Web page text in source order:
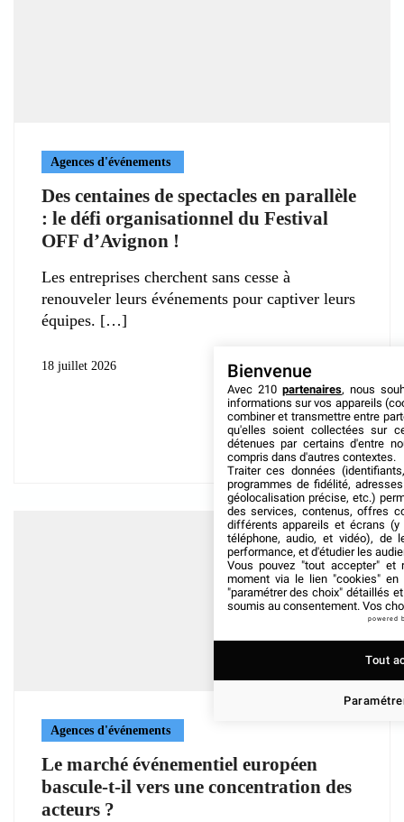
Agences d'événements
Des centaines de spectacles en parallèle
: le défi organisationnel du Festival
OFF d’Avignon !
Les entreprises cherchent sans cesse à
renouveler leurs événements pour captiver leurs
équipes.
18 juillet 2026
Agences d'événements
Le marché événementiel européen
bascule-t-il vers une concentration des
acteurs ?
Bienvenue
Avec 210 partenaires, nous
informations sur vos appareils
combiner et transmettre entre
qu'elles soient collectées sur
détenues par certains d'entre
compris dans d'autres contextes.
Traiter ces données
programmes de fidélité,
géolocalisation précise, etc.)
des services, contenus, offres
différents appareils et écrans (y
téléphone, audio, et vidéo), de
performance, et d'étudier les
Vous pouvez "tout accepter" et
moment via le lien "cookies" en
"paramétrer des choix" détaillés
soumis au consentement. Vos
powered
Tout